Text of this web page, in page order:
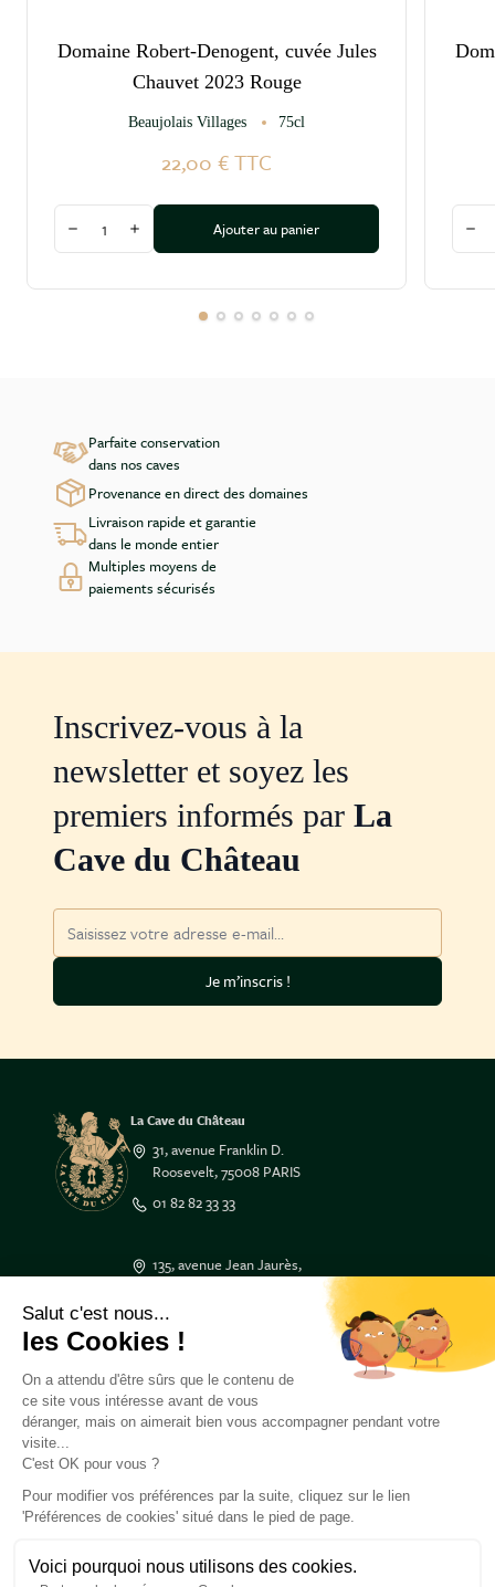
Salut c'est nous...
les Cookies !
On a attendu d'être sûrs que le contenu de
ce site vous intéresse avant de vous
déranger, mais on aimerait bien vous accompagner pendant votre
visite...
C'est OK pour vous ?
Pour modifier vos préférences par la suite, cliquez sur le lien
'Préférences de cookies' situé dans le pied de page.
Voici pourquoi nous utilisons des cookies.
Domaine Robert-Denogent, cuvée Jules
Chauvet 2023 Rouge
Beaujolais Villages 75cl
22,00 €TTC
Diminuer la quantité
Augmenter la quantité
Ajouter au panier
Parfaite conservation
dans nos caves
Provenance en direct des domaines
Livraison rapide et garantie
dans le monde entier
Multiples moyens de
paiements sécurisés
Inscrivez-vous à la
newsletter et soyez les
premiers informés par La
Cave du Château
Je m’inscris !
La Cave du Château
31, avenue Franklin D.
Roosevelt, 75008 PARIS
01 82 82 33 33
135, avenue Jean Jaurès,
05 47 50 17 17
3 Place Tourny,
33000 BORDEAUX
05 47 50 55 55
Besoin d'aide ?
À propos de nous
Retrouvez-nous